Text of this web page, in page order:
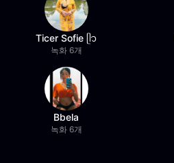
Ticer Sofie ᥫ᭡
녹화 6개
Bbela
녹화 6개